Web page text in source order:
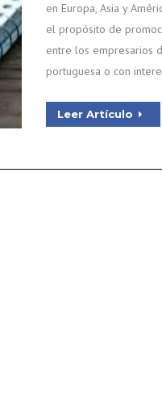
en Europa, Asia y
el propósito de
entre los empresarios
portuguesa o con
Leer Artículo